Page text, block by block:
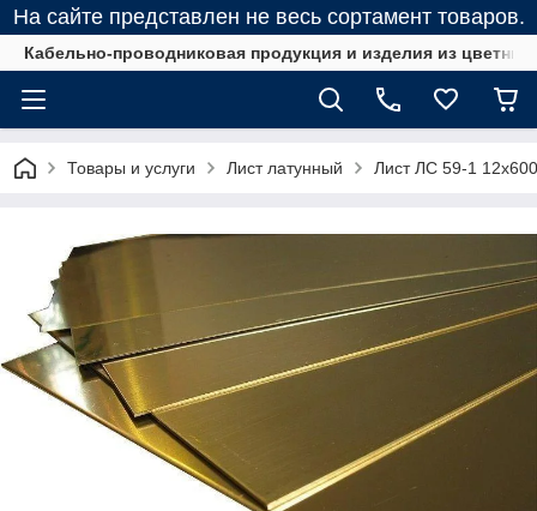
На сайте представлен не весь сортамент товаров.
Кабельно-проводниковая продукция и изделия из
Товары и услуги Лист латунный Лист ЛС 59-1